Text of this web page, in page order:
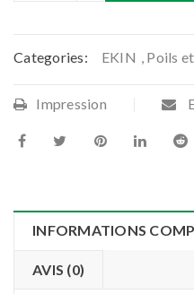
Categories: EKIN Poils
Impression
INFORMATIONS
AVIS (0)